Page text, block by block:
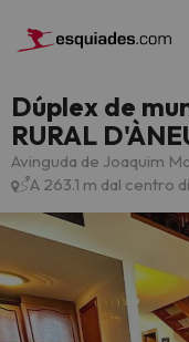
Dúplex de
RURAL
Avinguda de Joaquim
A 263.1 m dal centro